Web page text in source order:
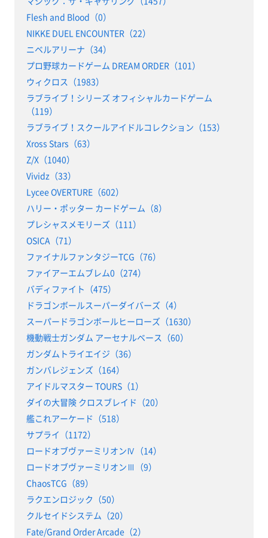
Flesh and Blood（0）
NIKKE DUEL ENCOUNTER（22）
ニベルアリーナ（34）
プロ野球カードゲーム DREAM ORDER（101）
ウィクロス（1983）
ラブライブ！シリーズ オフィシャルカードゲーム
（119）
ラブライブ！スクールアイドルコレクション（153）
Xross Stars（63）
Z/X（1040）
Vividz（33）
Lycee OVERTURE（602）
ハリー・ポッター カードゲーム（8）
プレシャスメモリーズ（111）
OSICA（71）
ファイナルファンタジーTCG（76）
ファイアーエムブレム0（274）
バディファイト（475）
ドラゴンボールスーパーダイバーズ（4）
スーパードラゴンボールヒーローズ（1630）
機動戦士ガンダム アーセナルベース（60）
ガンダムトライエイジ（36）
ガンバレジェンズ（164）
アイドルマスター TOURS（1）
ダイの大冒険 クロスブレイド（20）
艦これアーケード（518）
サプライ（1172）
ロードオブヴァーミリオンⅣ（14）
ロードオブヴァーミリオンⅢ（9）
ChaosTCG（89）
ラクエンロジック（50）
クルセイドシステム（20）
Fate/Grand Order Arcade（2）